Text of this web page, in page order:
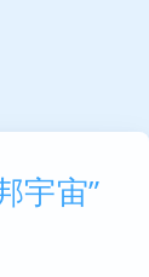
宇宙”